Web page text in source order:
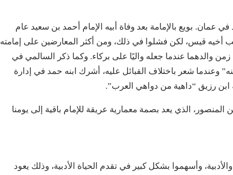
عمان. بويع بالإمامة بعد وفاة أبيه الإمام أحمد بن سعيد عام
أخيه قيس، لكن فشلوا في ذلك، ومن أكثر المعارضين على إمامته
والدهما عندما جعله واليًا على بركاء. وكما ذكر السالمي في
وعندما شعر باختلاف القبائل عليه، أشرك ابنه حمد في إدارة
ابن رزيق “داهية من دواهي العرب”.
الذي يعد بصمة معمارية عريقة للإمام باقية إلى يومنا
وأسهموا بشكل كبير في تقدم الحياة الأدبية، وذلك يعود